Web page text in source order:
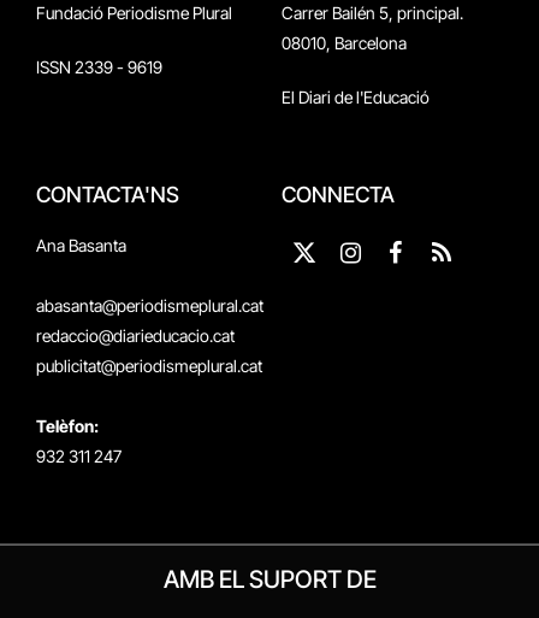
Fundació Periodisme Plural
ISSN 2339 - 9619
Carrer Bailén 5, principal.
08010, Barcelona
El Diari de l'Educació
CONTACTA'NS
Ana Basanta
abasanta@periodismeplural.cat
redaccio@diarieducacio.cat
publicitat@periodismeplural.cat
Telèfon:
932 311 247
CONNECTA
X
Instagram
Facebook
RSS
AMB EL SUPORT DE